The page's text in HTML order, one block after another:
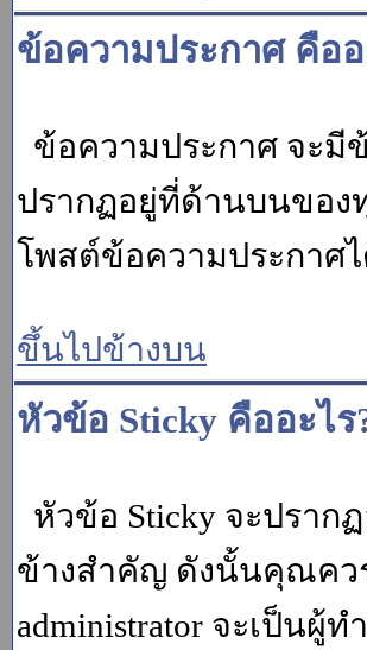
ข้อความประกาศ คืออ
ข้อความประกาศ จะ
ปรากฏอยู่ที่ด้านบนของ
โพสต์ข้อความประกาศ
ขึ้นไปข้างบน
หัวข้อ Sticky คืออะไร
หัวข้อ Sticky จะปราก
ข้างสำคัญ ดังนั้นคุณคว
administrator จะเป็น